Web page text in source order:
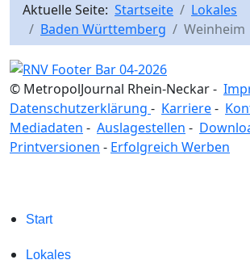
Aktuelle Seite: Startseite
Lokales
Baden Württemberg
Weinheim
© MetropolJournal Rhein-Neckar -
Datenschutzerklärung - Karriere-
Mediadaten - Auslagestellen -
Printversionen - Erfolgreich Werben
Start
Lokales